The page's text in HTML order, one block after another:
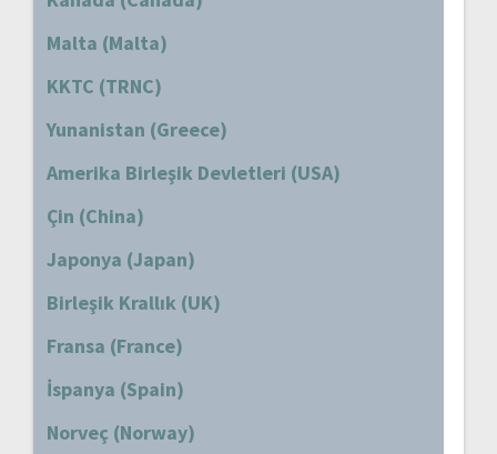
Malta (Malta)
KKTC (TRNC)
Yunanistan (Greece)
Amerika Birleşik Devletleri (USA)
Çin (China)
Japonya (Japan)
Birleşik Krallık (UK)
Fransa (France)
İspanya (Spain)
Norveç (Norway)